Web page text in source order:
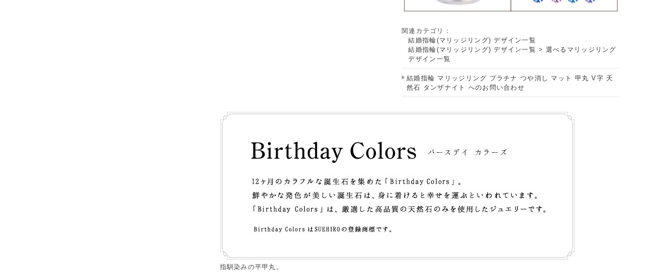
関連カテゴリ：
結婚指輪(マリッジリング) デザイン一覧
結婚指輪(マリッジリング) デザイン一覧 > 選べるマリッジリング
デザイン一覧
結婚指輪 マリッジリング プラチナ つや消し マット 甲丸 V字 天
然石 タンザナイト へのお問い合わせ
指馴染みの平甲丸。